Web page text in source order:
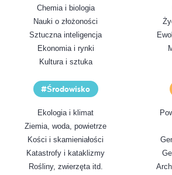
Chemia i biologia
Nauki o złożoności
Sztuczna inteligencja
Ekonomia i rynki
Kultura i sztuka
Środowisko
Ekologia i klimat
Ziemia, woda, powietrze
Kości i skamieniałości
Katastrofy i kataklizmy
Rośliny, zwierzęta itd.